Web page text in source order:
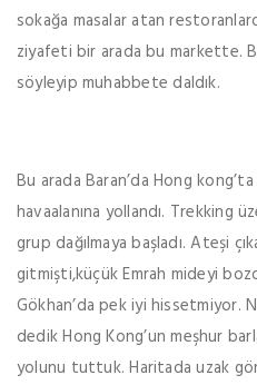
sokağa masalar atan
ziyafeti bir arada bu markette.
söyleyip muhabbete daldık.
Bu arada Baran’da Hong
havaalanına yollandı. Trekking
grup dağılmaya başladı. Ateşi
gitmişti,küçük Emrah mideyi
Gökhan’da pek iyi hissetmiyor.
dedik Hong Kong’un meşhur
yolunu tuttuk. Haritada uzak